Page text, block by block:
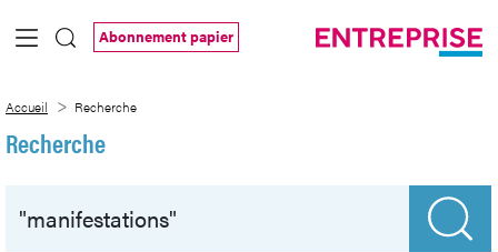
Saut au contenu principal
Abonnement papier
Accueil Recherche
Recherche